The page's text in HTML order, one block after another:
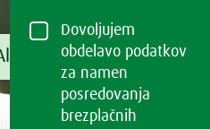
Vogla
Dovoljujem
obdelavo podatkov
za namen
posredovanja
brezplačnih